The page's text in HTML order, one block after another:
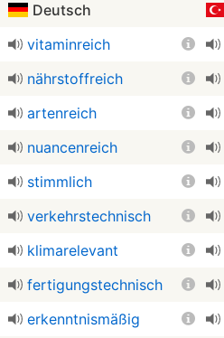
Deutsch
vitaminreich
nährstoffreich
artenreich
nuancenreich
stimmlich
verkehrstechnisch
klimarelevant
fertigungstechnisch
erkenntnismäßig